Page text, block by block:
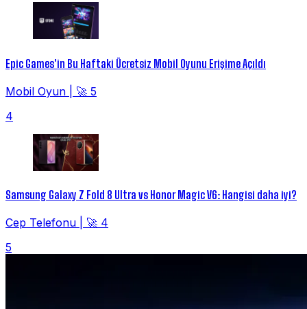
Epic Games'in Bu Haftaki Ücretsiz Mobil Oyunu Erişime Açıldı
Mobil Oyun
🚀 5
4
Samsung Galaxy Z Fold 8 Ultra vs Honor Magic V6: Hangisi daha iyi?
Cep Telefonu
🚀 4
5